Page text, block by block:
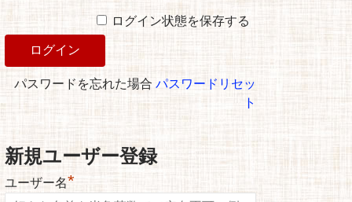
ログイン状態を保存する
パスワードを忘れた場合パスワードリセッ
ト
新規ユーザー登録
ユーザー名*